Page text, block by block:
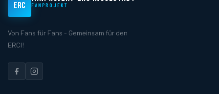
ERC FANPROJEKT
Von Fans für Fans - Gemeinsam für den
ERCI!